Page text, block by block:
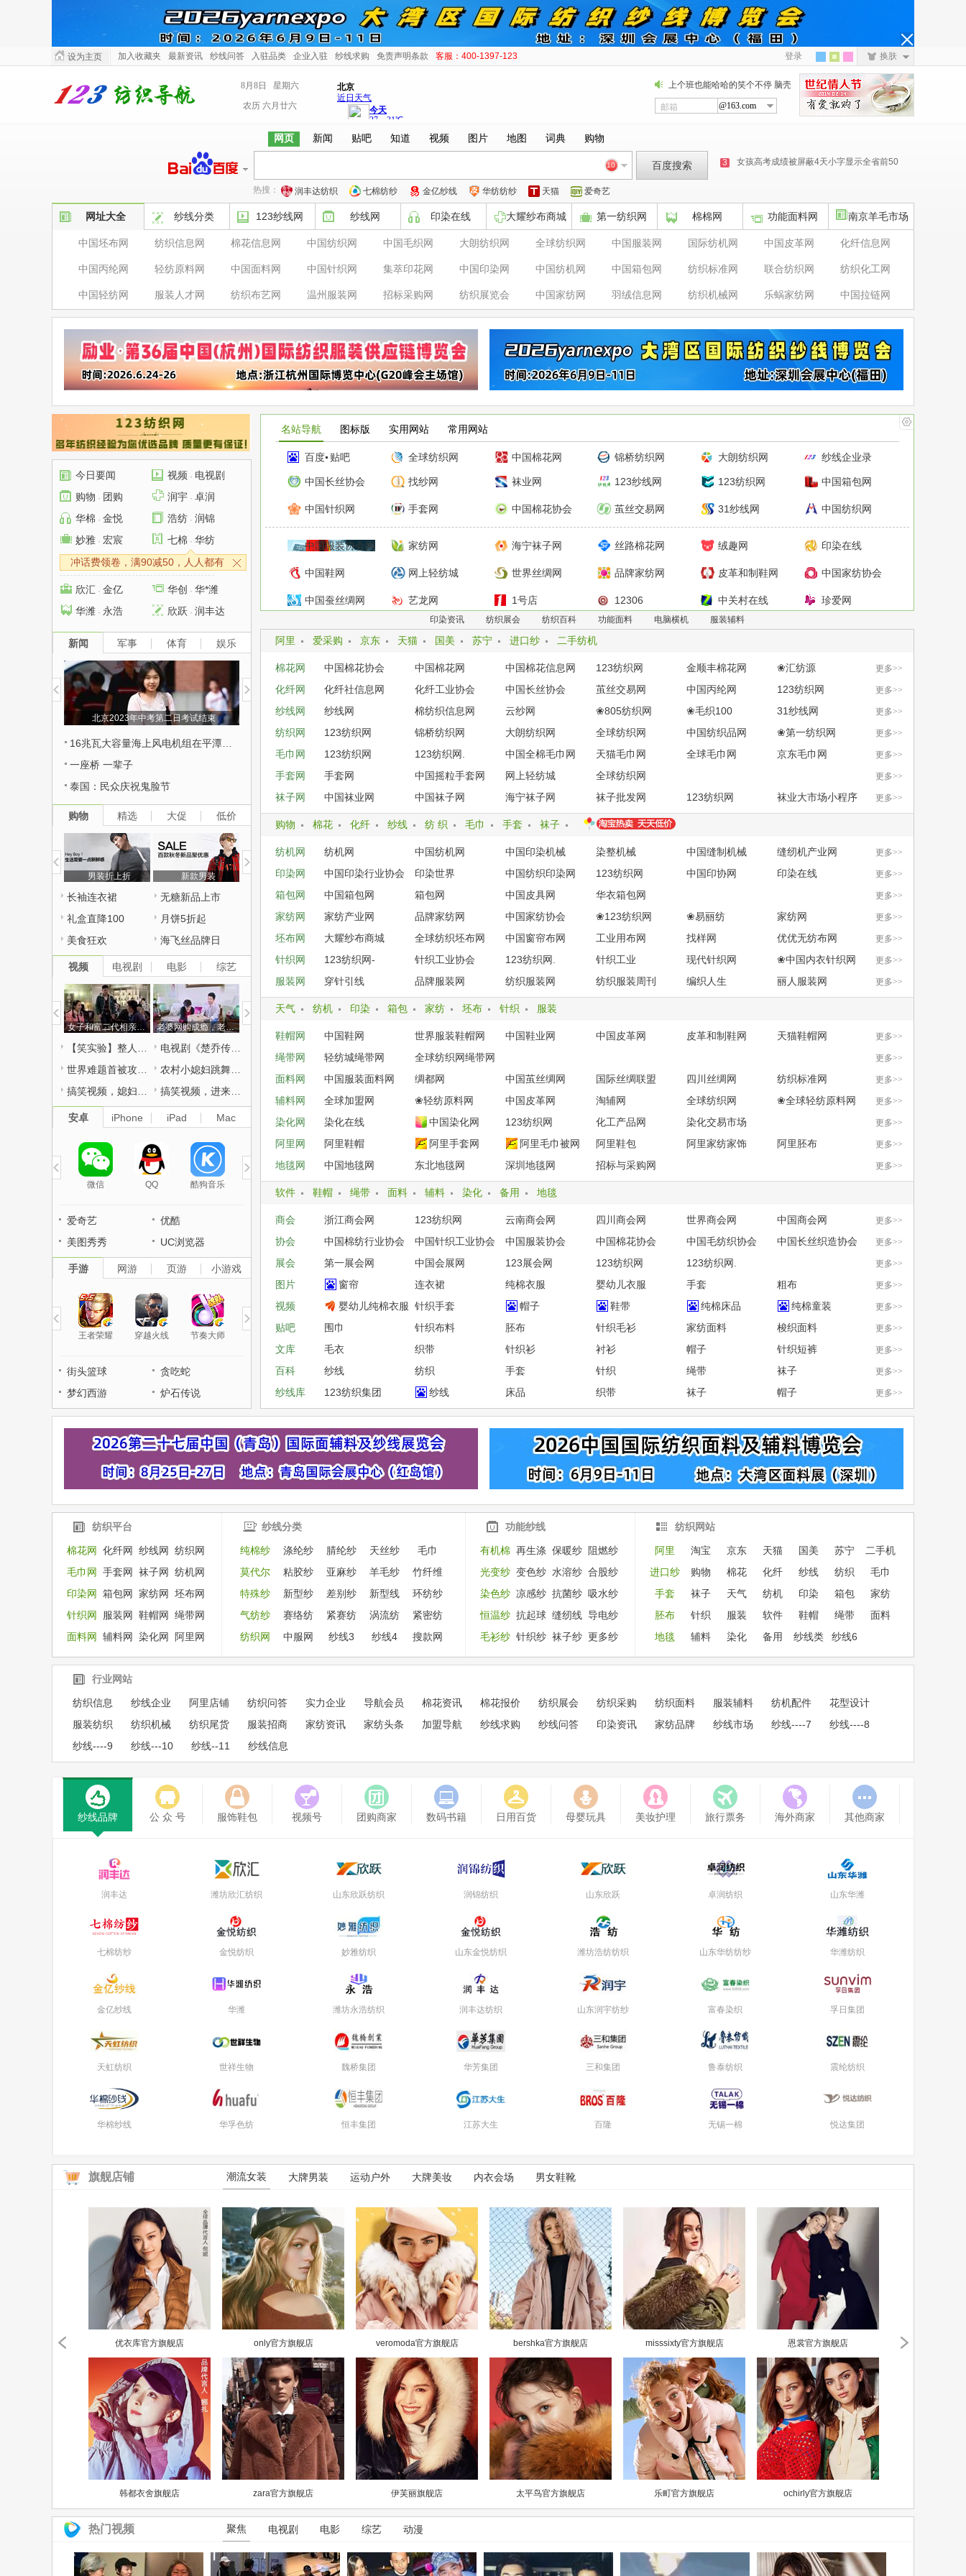
设为主页 加入收藏夹 最新资讯 纱线问答 入驻品类 企业入驻 纱线求购 免责声明条款 客服：400-1397-123 登录 换肤
8月8日 星期六
农历 六月廿六
上个班也能哈哈的笑个不停 脑壳有点昏,爆逗熊孩子笑哭你 哈哈,这波逗B逗的
@163.com
邮箱
网页 新闻 贴吧 知道 视频 图片 地图 词典 购物
1 这些都是野鸡大学
3 女孩高考成绩被屏蔽4天小字显示全省前50
瓦格纳从俄南部军区司令部撤离
6 瓦格纳同意停止在俄领土上的行动
7 家长以为中考管饭送完孩子去郊遊
8 关晓彤去了鹿晗的演唱会
世界互联网大会数字文明尼山对话
10 王鹤棣赵露思合影
1 这些都是野鸡大学
10
热搜： 润丰达纺织 七棉纺纱 金亿纱线 华纺纺纱 天猫 爱奇艺
网址大全 纱线分类 123纱线网 纱线网 印染在线 大耀纱布商城 第一纺织网 棉棉网 功能面料网 南京羊毛市场
中国坯布网 纺织信息网 棉花信息网 中国纺织网 中国毛织网 大朗纺织网 全球纺织网 中国服装网 国际纺机网 中国皮革网 化纤信息网
中国丙纶网 轻纺原料网 中国面料网 中国针织网 集萃印花网 中国印染网 中国纺机网 中国箱包网 纺织标准网 联合纺织网 纺织化工网
中国轻纺网 服装人才网 纺织布艺网 温州服装网 招标采购网 纺织展览会 中国家纺网 羽绒信息网 纺织机械网 乐蜗家纺网 中国拉链网
服饰流行网 中婴人才网 纺服针织网
名站导航 图标版 实用网站 常用网站
百度 贴吧 全球纺织网 中国棉花网 锦桥纺织网 大朗纺织网 纱线企业录
中国长丝协会 找纱网 袜业网 123纱线网 123纺织网 中国箱包网
中国针织网 手套网 中国棉花协会 茧丝交易网 31纱线网 中国纺织网
中国服装协会网 家纺网 海宁袜子网 丝路棉花网 绒趣网 印染在线
中国鞋网 网上轻纺城 世界丝绸网 品牌家纺网 皮革和制鞋网 中国家纺协会
中国蚕丝绸网 艺龙网 1号店 12306 中关村在线 珍爱网
优信二手车 爱卡汽车 易车网 安居网 瓜子二手车 斗鱼直播
印染资讯 纺织展会 纺织百科 功能面料 电脑横机 服装辅料
阿里 爱采购 京东 天猫 国美 苏宁 进口纱 二手纺机
棉花网 更多>>
中国棉花协会 中国棉花网 中国棉花信息网 123纺织网 金顺丰棉花网
❀汇纺源
化纤网
更多>>
化纤社信息网 化纤工业协会 中国长丝协会 茧丝交易网 中国丙纶网
123纺织网
纱线网
更多>>
纱线网 棉纺织信息网 云纱网 ❀805纺织网 ❀毛织100
31纱线网
纺织网
更多>>
123纺织网 锦桥纺织网 大朗纺织网 全球纺织网 中国纺织品网
❀第一纺织网
毛巾网
更多>>
123纺织网 123纺织网. 中国全棉毛巾网 天猫毛巾网 全球毛巾网
京东毛巾网
手套网
更多>>
手套网 中国摇粒手套网 网上轻纺城
全球纺织网
袜子网
更多>>
中国袜业网 中国袜子网 海宁袜子网 袜子批发网 123纺织网 袜业大市场小程序
购物 棉花 化纤 纱线 纺 织 毛巾 手套 袜子
纺机网 更多>>
纺机网 中国纺机网 中国印染机械 染整机械 中国缝制机械
缝纫机产业网
印染网
更多>>
中国印染行业协会 印染世界 中国纺织印染网 123纺织网 中国印协网
印染在线
箱包网
更多>>
中国箱包网 箱包网 中国皮具网
华衣箱包网
家纺网
更多>>
家纺产业网 品牌家纺网 中国家纺协会 ❀123纺织网 ❀易丽纺
家纺网
坯布网
更多>>
大耀纱布商城 全球纺织坯布网 中国窗帘布网 工业用布网 找样网
优优无纺布网
针织网
更多>>
123纺织网- 针织工业协会 123纺织网. 针织工业 现代针织网
❀中国内衣针织网
服装网
更多>>
穿针引线 品牌服装网 纺织服装网 纺织服装周刊 编织人生 丽人服装网
天气 纺机 印染 箱包 家纺 坯布 针织 服装
鞋帽网 更多>>
中国鞋网 世界服装鞋帽网 中国鞋业网 中国皮革网 皮革和制鞋网
天猫鞋帽网
绳带网
更多>>
轻纺城绳带网
全球纺织网绳带网
面料网
更多>>
中国服装面料网 绸都网 中国茧丝绸网 国际丝绸联盟 四川丝绸网
纺织标准网
辅料网
更多>>
全球加盟网 ❀轻纺原料网 中国皮革网 淘辅网 全球纺织网
❀全球轻纺原料网
染化网
更多>>
染化在线 中国染化网 123纺织网 化工产品网
染化交易市场
阿里网
更多>>
阿里鞋帽 阿里手套网 阿里毛巾被网 阿里鞋包 阿里家纺家饰
阿里胚布
地毯网
更多>>
中国地毯网 东北地毯网 深圳地毯网 招标与采购网
软件 鞋帽 绳带 面料 辅料 染化 备用 地毯
商会 更多>>
浙江商会网 123纺织网 云南商会网 四川商会网 世界商会网
中国商会网
协会
更多>>
中国棉纺行业协会 中国针织工业协会 中国服装协会 中国棉花协会 中国毛纺织协会
中国长丝织造协会
展会
更多>>
第一展会网 中国会展网 123展会网 123纺织网
123纺织网.
图片
更多>>
窗帘 连衣裙 纯棉衣服 婴幼儿衣服 手套
粗布
视频
更多>>
婴幼儿纯棉衣服 针织手套 帽子 鞋带 纯棉床品
纯棉童装
贴吧
更多>>
围巾 针织布料 胚布 针织毛衫 家纺面料
梭织面料
文库
更多>>
毛衣 织带 针织衫 衬衫 帽子
针织短裤
百科
更多>>
纱线 纺织 手套 针织 绳带
袜子
纱线库
更多>>
123纺织集团 纱线 床品 织带 袜子 帽子
今日要闻 视频 · 电视剧
购物 · 团购 润宇 · 卓润
华棉 · 金悦 浩纺 · 润锦
妙雅 · 宏宸 七棉 · 华纺
冲话费领卷，满90减50，人人都有
欣汇 · 金亿 华创 · 华*潍
华潍 · 永浩 欣跃 · 润丰达
新闻 军事 体育 娱乐
北京2023年中考第二日考试结束
一座桥 一辈子
泰国：民众庆祝鬼脸节
购物 精选 大促 低价
男装折上折 新款男装
长袖连衣裙
无糖新品上市
礼盒直降100
月饼5折起
美食狂欢
海飞丝品牌日
视频 电视剧 电影 综艺
女子和富二代相亲被男友撞见，富二代拦小伙不让走，这是要单挑？ 老婆网购成瘾，老公没辙只好请丈母娘出山，果然姜还是老的辣！
安卓 iPhone iPad Mac
微信 QQ 酷狗音乐
爱奇艺
优酷
美图秀秀
UC浏览器
手游 网游 页游 小游戏
王者荣耀 穿越火线 节奏大师
街头篮球
贪吃蛇
梦幻西游
炉石传说
纺织平台
棉花网 化纤网 纱线网
纺织网
毛巾网
手套网 袜子网
纺机网
印染网
箱包网 家纺网
坯布网
针织网
服装网 鞋帽网
绳带网
面料网
辅料网 染化网 阿里网
纱线分类
纯棉纱 涤纶纱 腈纶纱 天丝纱
毛巾
莫代尔
粘胶纱 亚麻纱 羊毛纱
竹纤维
特殊纱
新型纱 差别纱 新型线
环纺纱
气纺纱
赛络纺 紧赛纺 涡流纺
紧密纺
纺织网
中服网 纱线3 纱线4 搜款网
功能纱线
有机棉 再生涤 保暖纱
阻燃纱
光变纱 变色纱 水溶纱 合股纱
染色纱 凉感纱 抗菌纱 吸水纱
恒温纱 抗起球 缝纫线 导电纱
毛衫纱 针织纱 袜子纱 更多纱
纺织网站
阿里 淘宝 京东 天猫 国美 苏宁
二手机
进口纱
购物 棉花 化纤 纱线 纺织
毛巾
手套
袜子 天气 纺机 印染 箱包
家纺
胚布
针织 服装 软件 鞋帽 绳带
面料
地毯
辅料 染化 备用 纱线类 纱线6
行业网站
纺织信息 纱线企业 阿里店铺 纺织问答 实力企业 导航会员 棉花资讯 棉花报价 纺织展会 纺织采购 纺织面料 服装辅料 纺机配件
花型设计
服装纺织
纺织机械 纺织尾货 服装招商 家纺资讯 家纺头条 加盟导航 纱线求购 纱线问答 印染资讯 家纺品牌 纱线市场 纱线----7
纱线----8
纱线----9
纱线---10 纱线--11 纱线信息
纱线品牌 公 众 号 服饰鞋包 视频号 团购商家 数码书籍 日用百货 母婴玩具 美妆护理 旅行票务 海外商家 其他商家
润丰达 潍坊欣汇纺织 山东欣跃纺织 润锦纺织 山东欣跃 卓润纺织 山东华潍
七棉纺纱 金悦纺织 妙雅纺织 山东金悦纺织 潍坊浩纺纺织 山东华纺纺纱 华潍纺织
金亿纱线 华潍 潍坊永浩纺织 润丰达纺织 山东润宇纺纱 富春染织 孚日集团
天虹纺织 世祥生物 魏桥集团 华芳集团 三和集团 鲁泰纺织 震纶纺织
华棉纱线 华孚色纺 恒丰集团 江苏大生 百隆 无锡一棉 悦达集团
旗舰店铺 潮流女装 大牌男装 运动户外 大牌美妆 内衣会场 男女鞋靴
优衣库官方旗舰店 only官方旗舰店 veromoda官方旗舰店 bershka官方旗舰店 misssixty官方旗舰店 恩裳官方旗舰店
韩都衣舍旗舰店 zara官方旗舰店 伊芙丽旗舰店 太平鸟官方旗舰店 乐町官方旗舰店 ochirly官方旗舰店
热门视频 聚焦 电视剧 电影 综艺 动漫